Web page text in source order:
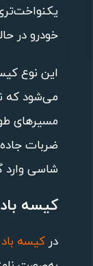
خودرو در
این نوع
می‌شود که
مسیرهای
ضربات
شاسی وارد
کیسه
در کیسه باد